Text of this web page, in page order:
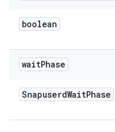
boolean
waitPhase
SnapuserdWaitPhase